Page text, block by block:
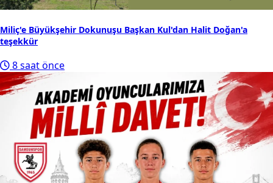
Miliç'e Büyükşehir Dokunuşu Başkan Kul'dan Halit Doğan'a
teşekkür
8 saat önce